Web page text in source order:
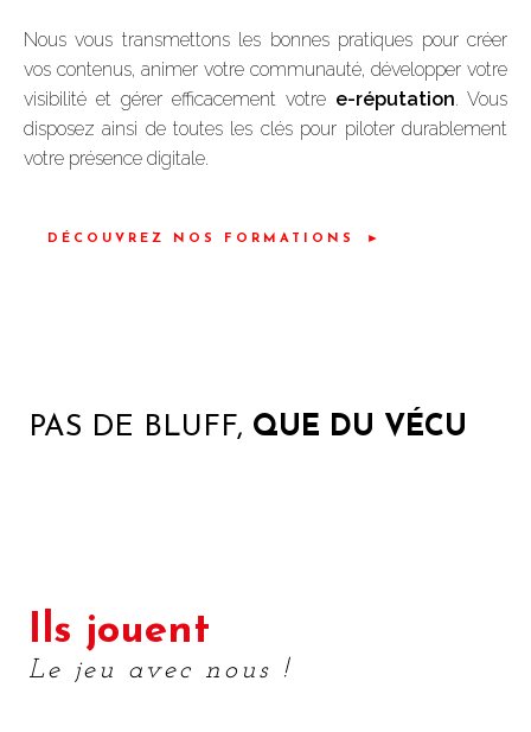
Nous vous transmettons les bonnes pratiques pour créer
vos contenus, animer votre communauté, développer votre
visibilité et gérer efficacement votre e-réputation. Vous
disposez ainsi de toutes les clés pour piloter durablement
votre présence digitale.
DÉCOUVREZ NOS FORMATIONS
PAS DE BLUFF, QUE DU VÉCU
Ils jouent
Le jeu avec nous !